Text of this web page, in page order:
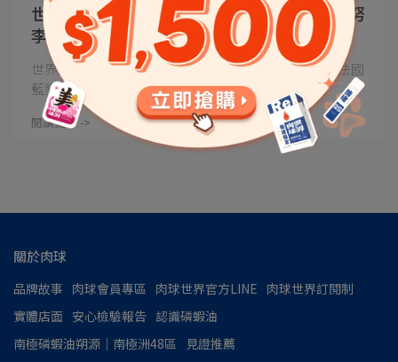
世界3大藍貓你分得出來嗎？ 哪個牠最像基努
李維？俄羅斯藍貓、英國短毛貓、法國藍貓
世界三大藍貓你分得出來嗎？英國短毛貓圓滾可愛、法國
藍貓結實沉穩、俄羅斯藍⋯
閱讀更多 ->
關於肉球
品牌故事 肉球會員專區 肉球世界官方LINE 肉球世界訂閱制
實體店面 安心檢驗報告 認識磷蝦油
南極磷蝦油朔源│南極洲48區
見證推薦